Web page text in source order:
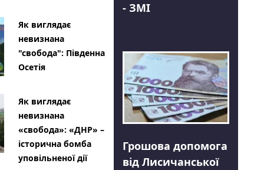
Як виглядає
невизнана
"свобода": Південна
Осетія
Як виглядає
невизнана
«свобода»: «ДНР» –
історична бомба
уповільненої дії
- ЗМІ
Грошова допомога
від Лисичанської